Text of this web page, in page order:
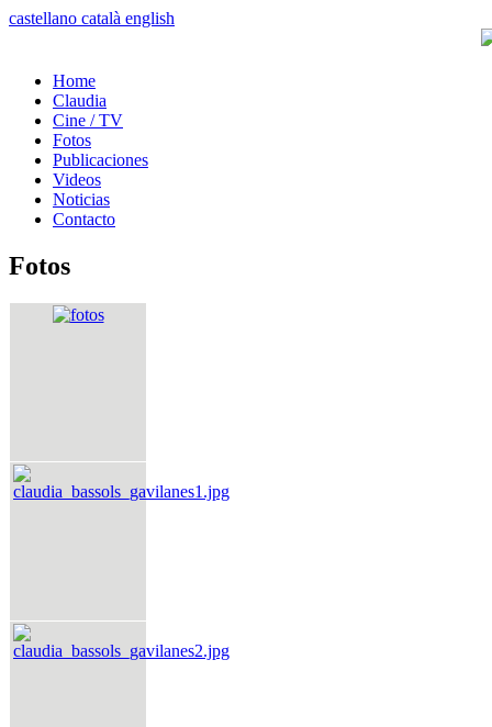
castellano català english
Home
Claudia
Cine / TV
Fotos
Publicaciones
Videos
Noticias
Contacto
Fotos